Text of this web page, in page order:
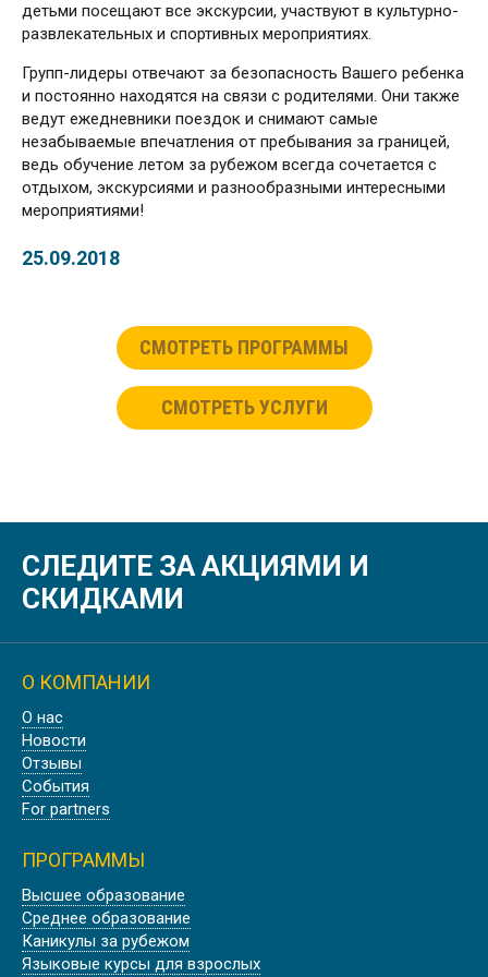
детьми посещают все экскурсии, участвуют в культурно-
развлекательных и спортивных мероприятиях.
Групп-лидеры отвечают за безопасность Вашего ребенка
и постоянно находятся на связи с родителями. Они также
ведут ежедневники поездок и снимают самые
незабываемые впечатления от пребывания за границей,
ведь обучение летом за рубежом всегда сочетается с
отдыхом, экскурсиями и разнообразными интересными
мероприятиями!
25.09.2018
СМОТРЕТЬ ПРОГРАММЫ
СМОТРЕТЬ УСЛУГИ
СЛЕДИТЕ ЗА АКЦИЯМИ И
СКИДКАМИ
О КОМПАНИИ
О нас
Новости
Отзывы
События
For partners
ПРОГРАММЫ
Высшее образование
Среднее образование
Каникулы за рубежом
Языковые курсы для взрослых